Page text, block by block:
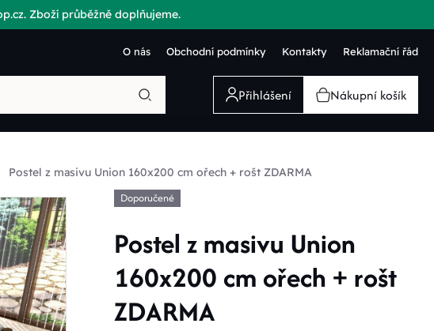
Zboží průběžně doplňujeme.
O nás Obchodní podmínky Kontakty Reklamační řád
Přihlášení Nákupní košík
Postel z masivu Union 160x200 cm ořech + rošt ZDARMA
Doporučené
Postel z masivu Union
160x200 cm ořech + rošt
ZDARMA